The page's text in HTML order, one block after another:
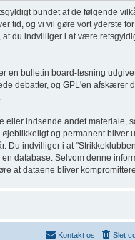
bundet af de følgende
tid, og vi vil gøre vort yderste
du indvilliger i at være
en bulletin board-løsning
debatter, og GPL'en afskærer
indsende andet materiale,
og permanent bliver
Du indvilliger i at
database. Selvom denne
at dataene bliver
Slet
Kontakt os